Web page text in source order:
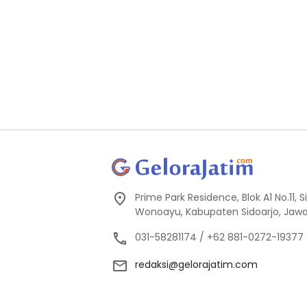
Prime Park Residence, Blok A1
Wonoayu, Kabupaten Sidoarjo,
031-58281174 / +62 881-0272-19377
redaksi@gelorajatim.com